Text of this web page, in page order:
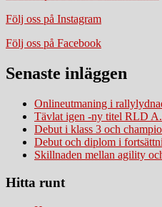
Följ oss på Instagram
Följ oss på Facebook
Senaste inläggen
Onlineutmaning i
Tävlat igen -ny titel RLD A.
Debut i klass 3 och
Debut och diplom i
Skillnaden mellan agility
Hitta runt